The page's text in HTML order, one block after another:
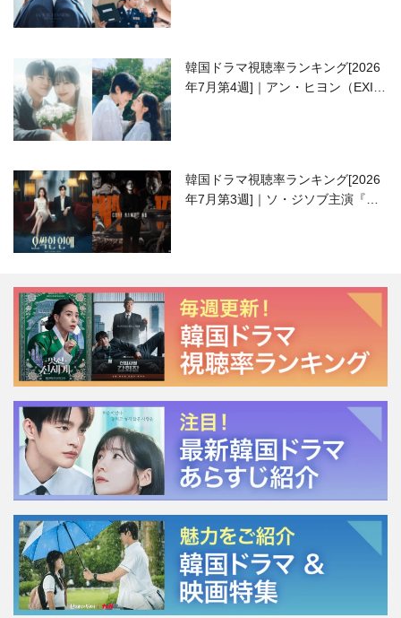
韓国ドラマ視聴率ランキング[2026
年7月第4週]｜アン・ヒヨン（EXID
韓国ドラマ視聴率ランキング[2026
年7月第3週]｜ソ・ジソブ主演『エ